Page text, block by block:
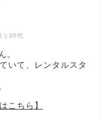
う30代
。
いて、レンタルスタ
こちら】